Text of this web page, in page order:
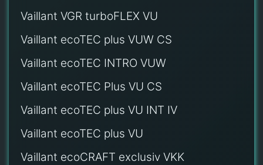
Vaillant VGR turboFLEX VU
Vaillant ecoTEC plus VUW CS
Vaillant ecoTEC INTRO VUW
Vaillant ecoTEC Plus VU CS
Vaillant ecoTEC plus VU INT IV
Vaillant ecoTEC plus VU
Vaillant ecoCRAFT exclusiv VKK